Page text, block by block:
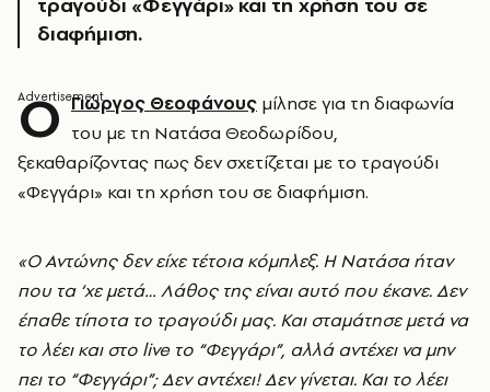
διαφήμιση.
Ο Γιώργος Θεοφάνους μίλησε για τη διαφωνία
του με τη Νατάσα Θεοδωρίδου,
ξεκαθαρίζοντας πως δεν σχετίζεται με το τραγούδι
«Φεγγάρι» και τη χρήση του σε διαφήμιση.
«Ο Αντώνης δεν είχε τέτοια κόμπλεξ. Η Νατάσα ήταν
που τα ‘χε μετά… Λάθος της είναι αυτό που έκανε. Δεν
έπαθε τίποτα το τραγούδι μας. Και σταμάτησε μετά να
το λέει και στο live το “Φεγγάρι”, αλλά αντέχει να μην
πει το “Φεγγάρι”; Δεν αντέχει! Δεν γίνεται. Και το λέει